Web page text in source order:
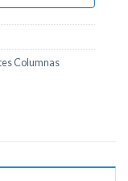
Columnas